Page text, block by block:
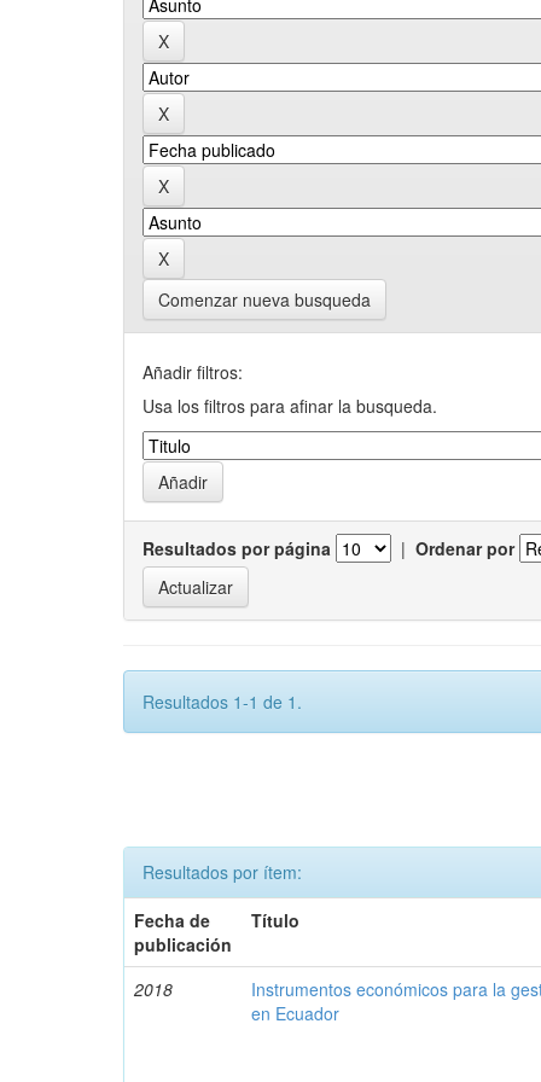
Comenzar nueva busqueda
Añadir filtros:
Usa los filtros para afinar la busqueda.
Resultados por página | Ordenar por
Resultados 1-1 de 1.
Resultados por ítem:
Fecha de
publicación
Título
2018
Instrumentos económicos para la
en Ecuador